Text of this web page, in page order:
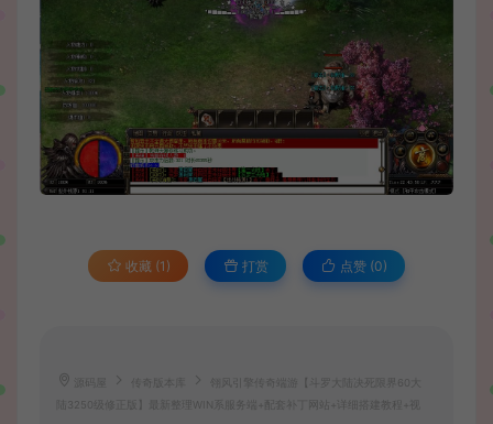
收藏 (1) 打赏 点赞 (0)
传奇版本库
翎风引擎传奇端游【斗罗大陆决死限界60大
陆3250级修正版】最新整理WIN系服务端+配套补丁网站+详细搭建教程+视